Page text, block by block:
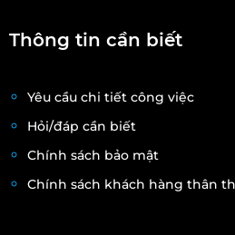
Thông tin cần biết
Yêu cầu chi tiết công việc
Hỏi/đáp cần biết
Chính sách bảo mật
Chính sách khách hàng thân